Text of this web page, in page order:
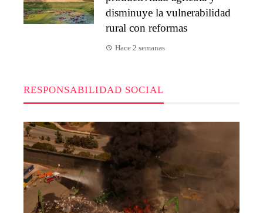
disminuye la vulnerabilidad
rural con reformas
Hace 2 semanas
RESPONSABILIDAD SOCIAL